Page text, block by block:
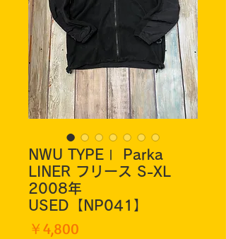
NWU TYPEⅠ Parka
LINER フリース S-XL
2008年
USED【NP041】
￥4,800